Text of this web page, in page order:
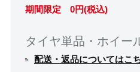
期間限定 0円(税込)
タイヤ単品・ホイー
配送・返品についてはこ